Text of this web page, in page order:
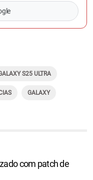
S25 ULTRA
GALAXY
com patch de